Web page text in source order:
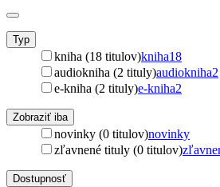
Typ
kniha (18 titulov)kniha18
audiokniha (2 tituly)audiokniha2
e-kniha (2 tituly)e-kniha2
Zobraziť iba
novinky (0 titulov)novinky
zľavnené tituly (0 titulov)
Dostupnosť